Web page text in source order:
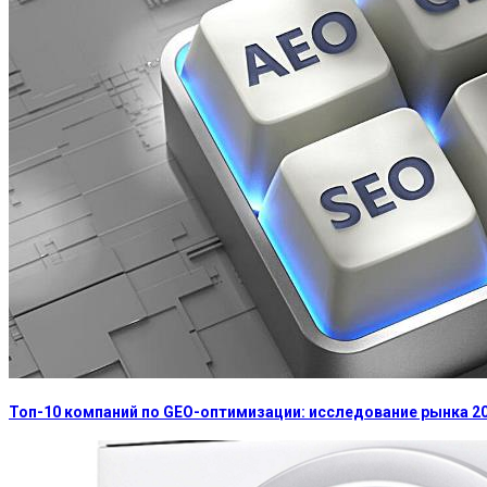
Топ-10 компаний по GEO-оптимизации: исследование рынка